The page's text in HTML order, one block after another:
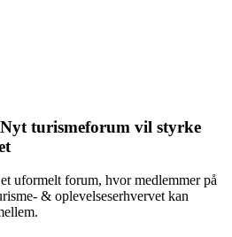
turismeforum vil styrke
uformelt forum, hvor medlemmer på
& oplevelseserhvervet kan